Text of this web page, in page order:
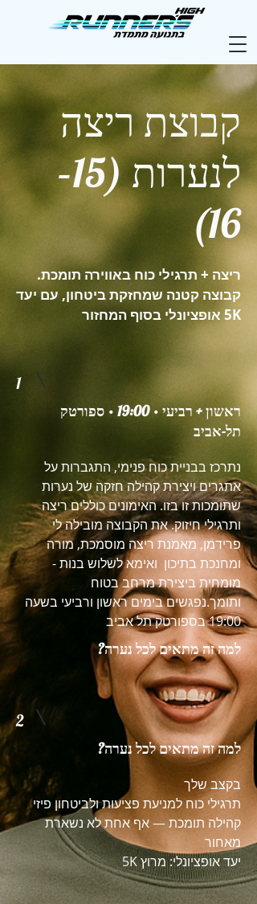
קבוצת ריצה
לנערות (15–
16)
ריצה + תרגילי כוח באווירה תומכת.
קבוצה קטנה שמחזקת ביטחון, עם יעד
5K אופציונלי בסוף המחזור
1
ראשון + רביעי · 19:00 · ספורטק
תל-אביב
נתרכז בבניית כוח פנימי, התגברות על
אתגרים ויצירת קהילה חזקה של נערות
שתומכות זו בזו. האימונים כוללים ריצה
ותרגילי חיזוק. את הקבוצה מובילה לי
פרידמן, מאמנת ריצה מוסמכת, מורה
ומחנכת בתיכון ואימא לשלוש בנות -
מומחית ביצירת מרחב בטוח
ותומך.נפגשים בימים ראשון ורביעי בשעה
19:00 בספורטק תל אביב
למה זה מתאים לכל נערה?
2
למה זה מתאים לכל נערה?
בקצב שלך
תרגילי כוח למניעת פציעות ולביטחון פיזי
קהילה תומכת — אף אחת לא נשארת
מאחור
יעד אופציונלי: מרוץ 5K